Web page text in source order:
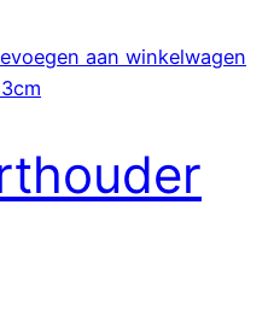
aan winkelwagen